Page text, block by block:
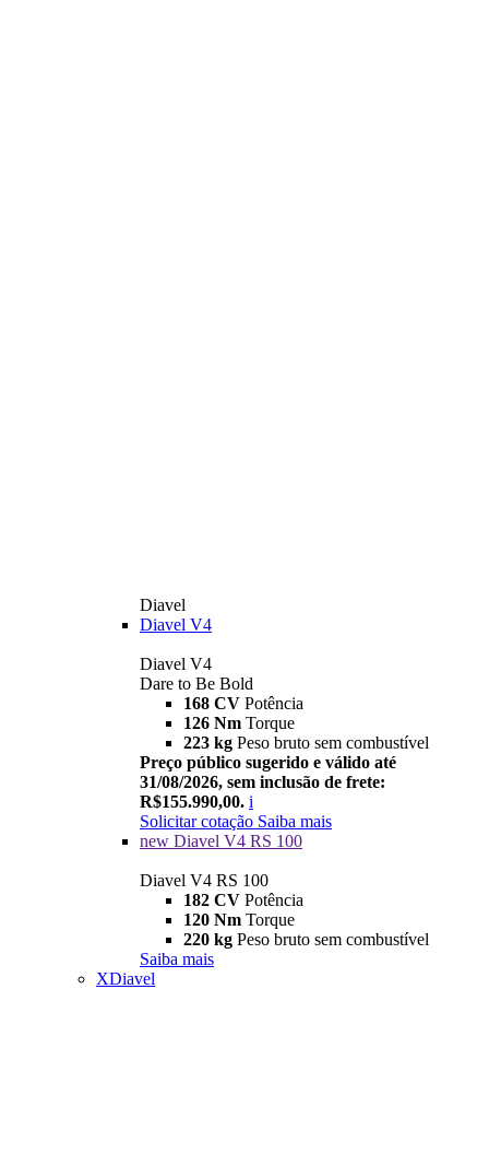
Diavel
Diavel V4
Diavel V4
Dare to Be Bold
168 CV Potência
126 Nm Torque
223 kg Peso bruto sem combustível
Preço público sugerido e válido até
31/08/2026, sem inclusão de frete:
R$155.990,00. i
Solicitar cotação Saiba mais
new Diavel V4 RS 100
Diavel V4 RS 100
182 CV Potência
120 Nm Torque
220 kg Peso bruto sem combustível
Saiba mais
XDiavel